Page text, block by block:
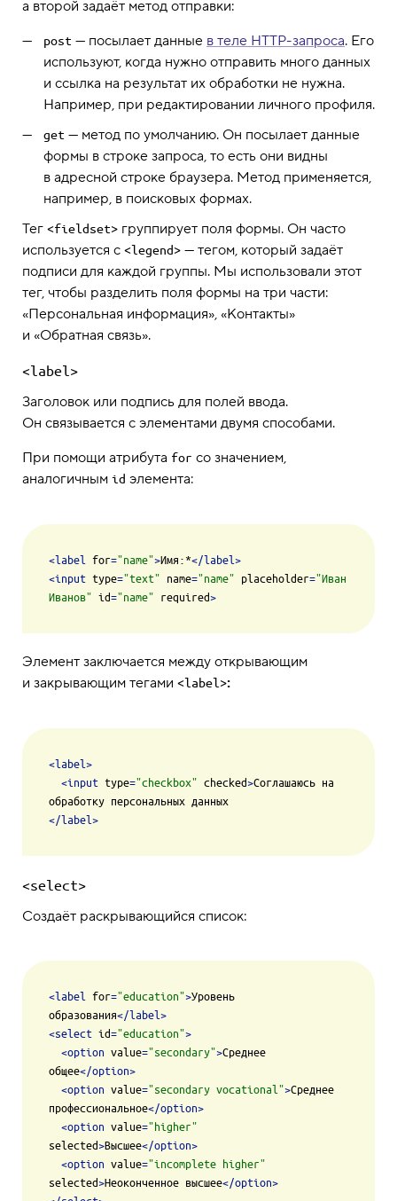
а второй задаёт метод отправки:
post — посылает данные в теле HTTP-запроса. Его
используют, когда нужно отправить много данных
и ссылка на результат их обработки не нужна.
Например, при редактировании личного профиля.
get — метод по умолчанию. Он посылает данные
формы в строке запроса, то есть они видны
в адресной строке браузера. Метод применяется,
например, в поисковых формах.
Тег <fieldset> группирует поля формы. Он часто
используется с <legend> — тегом, который задаёт
подписи для каждой группы. Мы использовали этот
тег, чтобы разделить поля формы на три части:
«Персональная информация», «Контакты»
и «Обратная связь».
<label>
Заголовок или подпись для полей ввода.
Он связывается с элементами двумя способами.
При помощи атрибута for со значением,
аналогичным id элемента:
<label for="name">Имя:*</label >
<input type="text" name="name" placeholder="Иван
Иванов" id="name" required>
Элемент заключается между открывающим
и закрывающим тегами <label>:
<label >
<input type="checkbox" checked>Соглашаюсь на
</label >
<select>
Создаёт раскрывающийся список:
<label for="education">Уровень
образования</label >
<select id="education">
<option value="secondary">Среднее
общее</option>
<option value="secondary vocational">Среднее
профессиональное</option>
<option value="higher"
selected>Высшее</option>
<option value="incomplete higher"
selected>Неоконченное высшее</option>